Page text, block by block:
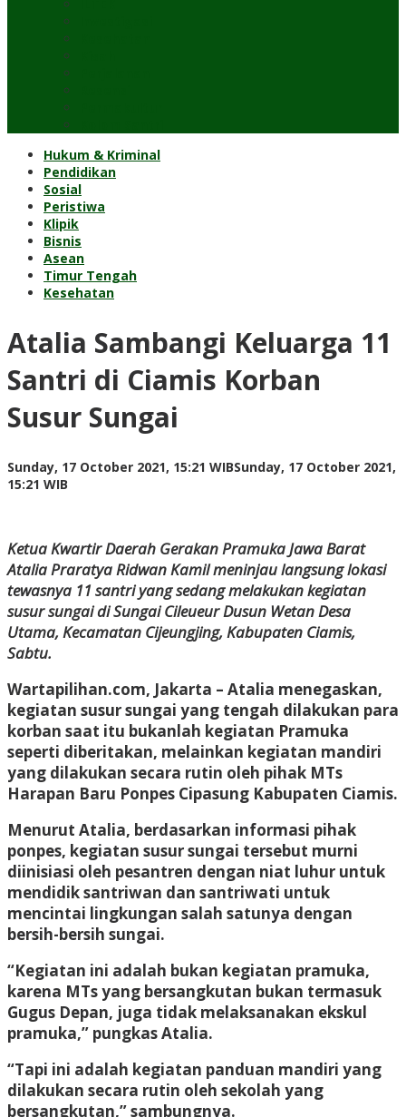
Hukum & Kriminal
Pendidikan
Sosial
Peristiwa
Klipik
Bisnis
Asean
Timur Tengah
Kesehatan
Atalia Sambangi Keluarga 11
Santri di Ciamis Korban
Susur Sungai
Sunday, 17 October 2021, 15:21 WIBSunday, 17 October 2021,
15:21 WIB
Ketua Kwartir Daerah Gerakan Pramuka Jawa Barat
Atalia Praratya Ridwan Kamil meninjau langsung lokasi
tewasnya 11 santri yang sedang melakukan kegiatan
susur sungai di Sungai Cileueur Dusun Wetan Desa
Utama, Kecamatan Cijeungjing, Kabupaten Ciamis,
Sabtu.
Wartapilihan.com, Jakarta – Atalia menegaskan,
kegiatan susur sungai yang tengah dilakukan para
korban saat itu bukanlah kegiatan Pramuka
seperti diberitakan, melainkan kegiatan mandiri
yang dilakukan secara rutin oleh pihak MTs
Harapan Baru Ponpes Cipasung Kabupaten Ciamis.
Menurut Atalia, berdasarkan informasi pihak
ponpes, kegiatan susur sungai tersebut murni
diinisiasi oleh pesantren dengan niat luhur untuk
mendidik santriwan dan santriwati untuk
mencintai lingkungan salah satunya dengan
bersih-bersih sungai.
“Kegiatan ini adalah bukan kegiatan pramuka,
karena MTs yang bersangkutan bukan termasuk
Gugus Depan, juga tidak melaksanakan ekskul
pramuka,” pungkas Atalia.
“Tapi ini adalah kegiatan panduan mandiri yang
dilakukan secara rutin oleh sekolah yang
bersangkutan,” sambungnya.